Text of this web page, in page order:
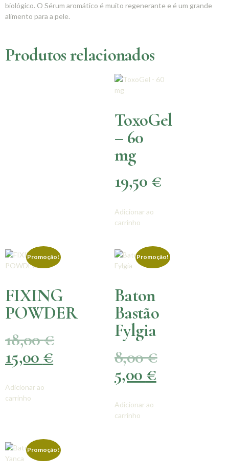
biológico. O Sérum aromático é muito regenerante e é um grande
alimento para a pele.
Produtos relacionados
ToxoGel
– 60
mg
19,50 €
Adicionar ao
carrinho
Promoção!
FIXING
POWDER
18,00€
15,00 €
Adicionar ao
carrinho
Promoção!
Baton
Bastão
Fylgia
8,00€
5,00 €
Adicionar ao
carrinho
Promoção!